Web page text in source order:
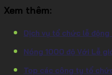
Xem thêm:
Dịch vụ tổ chức lễ
Nóng 1000 độ Với Lễ
Top các công ty tổ